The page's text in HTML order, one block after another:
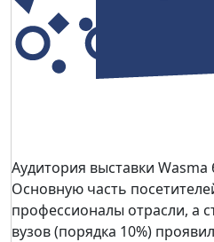
Аудитория выставки
Основную часть
профессионалы отрасли, а
вузов (порядка 10%)